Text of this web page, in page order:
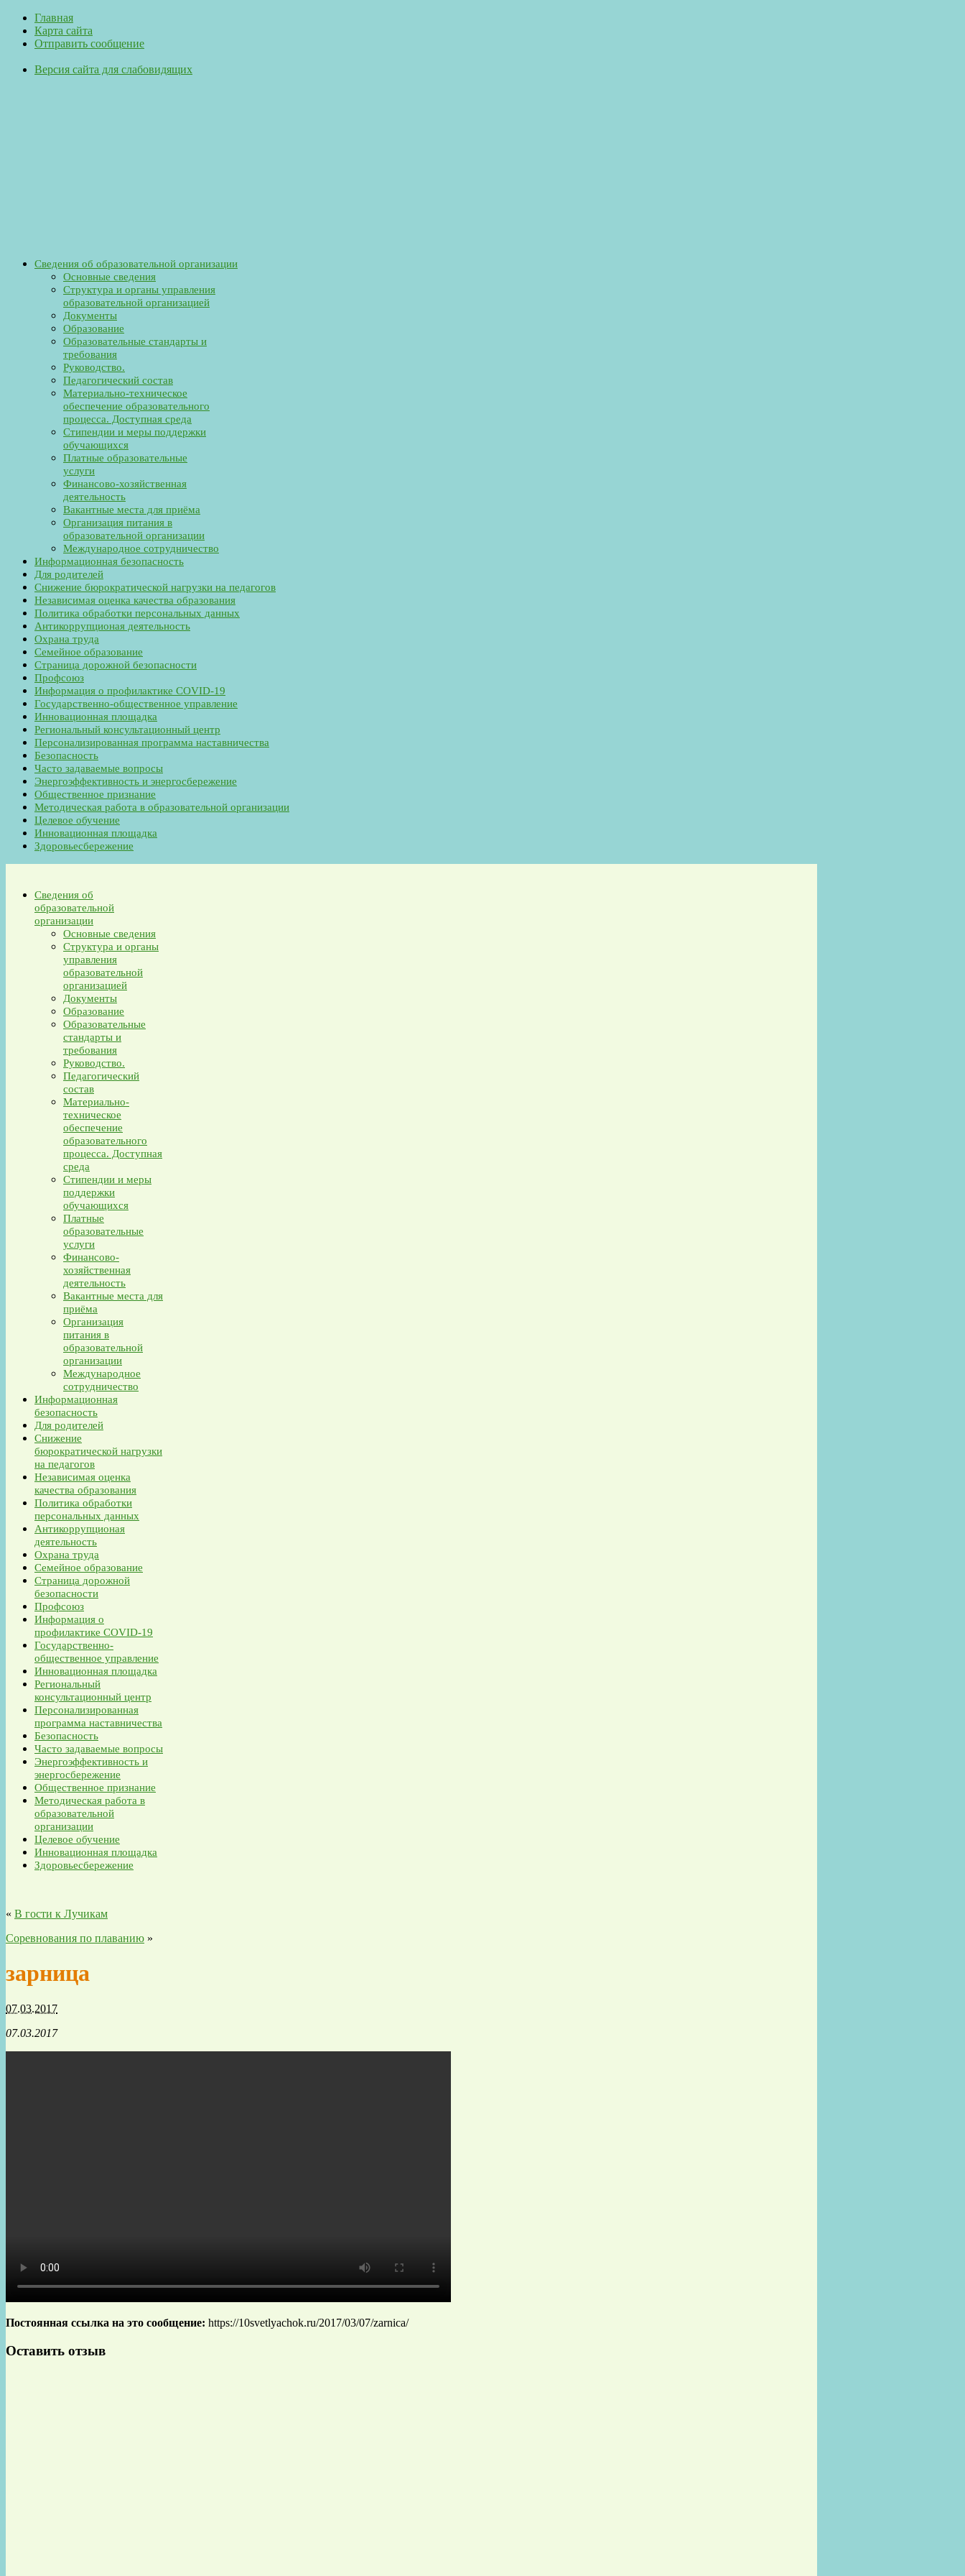
Главная
Карта сайта
Отправить сообщение
Версия сайта для слабовидящих
Сведения об образовательной организации
Основные сведения
Структура и органы управления
образовательной организацией
Документы
Образование
Образовательные стандарты и
требования
Руководство.
Педагогический состав
Материально-техническое
обеспечение образовательного
процесса. Доступная среда
Стипендии и меры поддержки
обучающихся
Платные образовательные
услуги
Финансово-хозяйственная
деятельность
Вакантные места для приёма
Организация питания в
образовательной организации
Международное сотрудничество
Информационная безопасность
Для родителей
Снижение бюрократической нагрузки на педагогов
Независимая оценка качества образования
Политика обработки персональных данных
Антикоррупционая деятельность
Охрана труда
Семейное образование
Страница дорожной безопасности
Профсоюз
Информация о профилактике COVID-19
Государственно-общественное управление
Инновационная площадка
Региональный консультационный центр
Персонализированная программа наставничества
Безопасность
Часто задаваемые вопросы
Энергоэффективность и энергосбережение
Общественное признание
Методическая работа в образовательной организации
Целевое обучение
Инновационная площадка
Здоровьесбережение
Сведения об
образовательной
организации
Основные сведения
Структура и органы
управления
образовательной
организацией
Документы
Образование
Образовательные
стандарты и
требования
Руководство.
Педагогический
состав
Материально-
техническое
обеспечение
образовательного
процесса. Доступная
среда
Стипендии и меры
поддержки
обучающихся
Платные
образовательные
услуги
Финансово-
хозяйственная
деятельность
Вакантные места для
приёма
Организация
питания в
образовательной
организации
Международное
сотрудничество
Информационная
безопасность
Для родителей
Снижение
бюрократической нагрузки
на педагогов
Независимая оценка
качества образования
Политика обработки
персональных данных
Антикоррупционая
деятельность
Охрана труда
Семейное образование
Страница дорожной
безопасности
Профсоюз
Информация о
профилактике COVID-19
Государственно-
общественное управление
Инновационная площадка
Региональный
консультационный центр
Персонализированная
программа наставничества
Безопасность
Часто задаваемые вопросы
Энергоэффективность и
энергосбережение
Общественное признание
Методическая работа в
образовательной
организации
Целевое обучение
Инновационная площадка
Здоровьесбережение
« В гости к Лучикам
Соревнования по плаванию »
зарница
07.03.2017
07.03.2017
Постоянная ссылка на это сообщение: https://10svetlyachok.ru/2017/03/07/zarnica/
Оставить отзыв